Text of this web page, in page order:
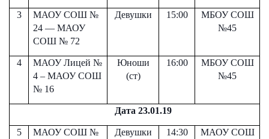
3
МАОУ СОШ №
24—МАОУ
СОШ № 72
Девушки 15:00
МБОУ СОШ
№45
4
МАОУ Лицей №
4 – МАОУ СОШ
№ 16
Юноши
(ст)
16:00
МБОУ СОШ
№45
Дата 23.01.19
5
МАОУ СОШ №
Девушки 14:30
МАОУ СОШ